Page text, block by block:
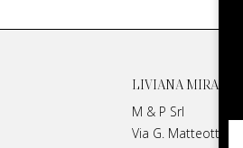
LIVIANA MIRARCHI
M & P Srl
Via G. Matteotti, 91